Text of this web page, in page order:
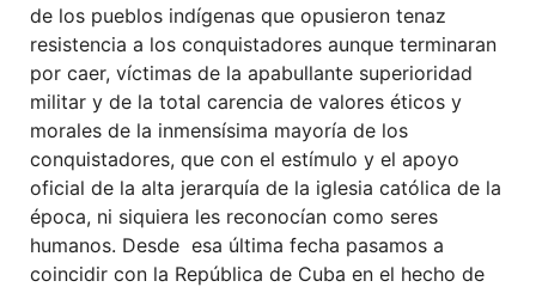
de los pueblos indígenas que opusieron tenaz
resistencia a los conquistadores aunque terminaran
por caer, víctimas de la apabullante superioridad
militar y de la total carencia de valores éticos y
morales de la inmensísima mayoría de los
conquistadores, que con el estímulo y el apoyo
oficial de la alta jerarquía de la iglesia católica de la
época, ni siquiera les reconocían como seres
humanos. Desde esa última fecha pasamos a
coincidir con la República de Cuba en el hecho de